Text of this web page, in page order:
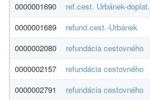
0000001690
ref.cest. Urbánek-doplat.
0000001689
refund.cest.-Urbánek
0000002080
refundácia cestovného
0000002157
refundácia cestovného
0000002791
refundácia cestovného